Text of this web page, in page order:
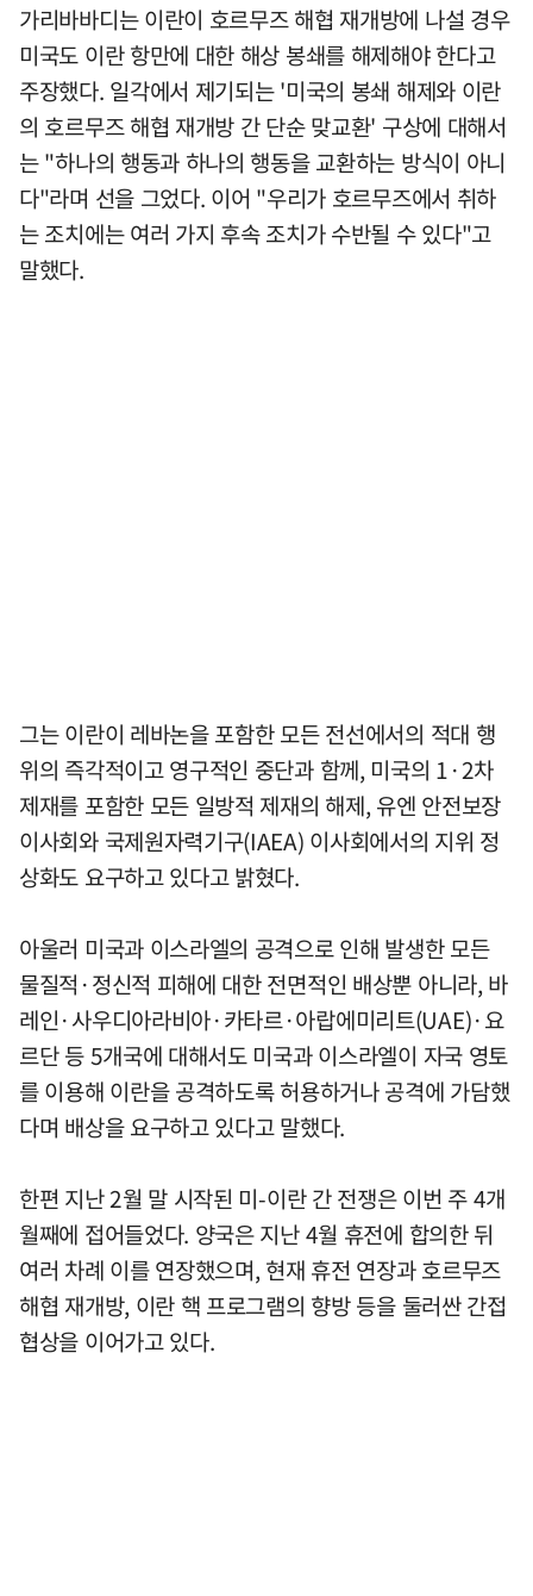
가리바바디는 이란이 호르무즈 해협 재개방에 나설 경우
미국도 이란 항만에 대한 해상 봉쇄를 해제해야 한다고
주장했다. 일각에서 제기되는 '미국의 봉쇄 해제와 이란
의 호르무즈 해협 재개방 간 단순 맞교환' 구상에 대해서
는 "하나의 행동과 하나의 행동을 교환하는 방식이 아니
다"라며 선을 그었다. 이어 "우리가 호르무즈에서 취하
는 조치에는 여러 가지 후속 조치가 수반될 수 있다"고
말했다.
그는 이란이 레바논을 포함한 모든 전선에서의 적대 행
위의 즉각적이고 영구적인 중단과 함께, 미국의 1·2차
제재를 포함한 모든 일방적 제재의 해제, 유엔 안전보장
이사회와 국제원자력기구(IAEA) 이사회에서의 지위 정
상화도 요구하고 있다고 밝혔다.
아울러 미국과 이스라엘의 공격으로 인해 발생한 모든
물질적·정신적 피해에 대한 전면적인 배상뿐 아니라, 바
레인·사우디아라비아·카타르·아랍에미리트(UAE)·요
르단 등 5개국에 대해서도 미국과 이스라엘이 자국 영토
를 이용해 이란을 공격하도록 허용하거나 공격에 가담했
다며 배상을 요구하고 있다고 말했다.
한편 지난 2월 말 시작된 미-이란 간 전쟁은 이번 주 4개
월째에 접어들었다. 양국은 지난 4월 휴전에 합의한 뒤
여러 차례 이를 연장했으며, 현재 휴전 연장과 호르무즈
해협 재개방, 이란 핵 프로그램의 향방 등을 둘러싼 간접
협상을 이어가고 있다.